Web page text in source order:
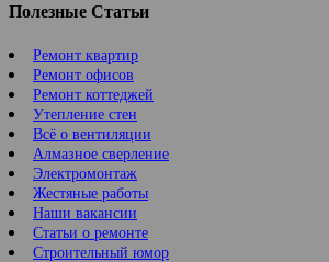
Полезные Статьи
Ремонт квартир
Ремонт офисов
Ремонт коттеджей
Утепление стен
Всё о вентиляции
Алмазное сверление
Электромонтаж
Жестяные работы
Наши вакансии
Статьи о ремонте
Строительный юмор